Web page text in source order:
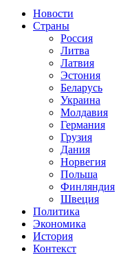
Новости
Страны
Россия
Литва
Латвия
Эстония
Беларусь
Украина
Молдавия
Германия
Грузия
Дания
Норвегия
Польша
Финляндия
Швеция
Политика
Экономика
История
Контекст